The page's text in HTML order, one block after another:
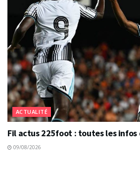
ACTUALITÉ
Fil actus 225foot : toutes les infos
09/08/2026